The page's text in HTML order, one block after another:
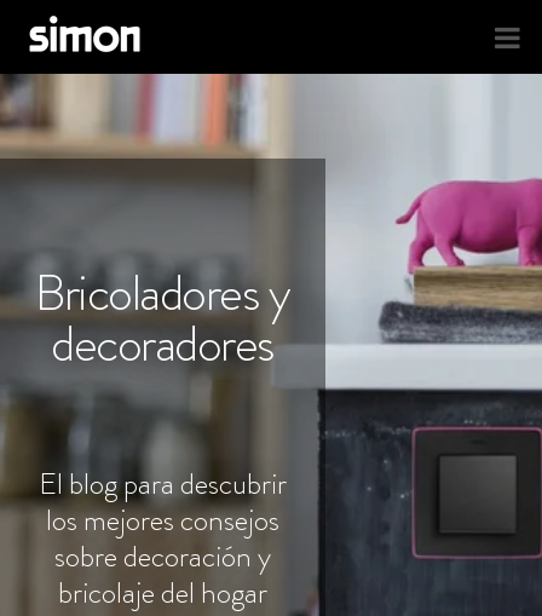
Bricoladores y
decoradores
El blog para descubrir
los mejores consejos
sobre decoración y
bricolaje del hogar